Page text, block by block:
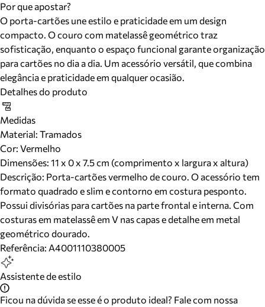
Por que apostar?
O porta-cartões une estilo e praticidade em um design
compacto. O couro com matelassê geométrico traz
sofisticação, enquanto o espaço funcional garante organização
para cartões no dia a dia. Um acessório versátil, que combina
elegância e praticidade em qualquer ocasião.
Detalhes do produto
Medidas
Material: Tramados
Cor: Vermelho
Dimensões: 11 x 0 x 7.5 cm (comprimento x largura x altura)
Descrição: Porta-cartões vermelho de couro. O acessório tem
formato quadrado e slim e contorno em costura pesponto.
Possui divisórias para cartões na parte frontal e interna. Com
costuras em matelassê em V nas capas e detalhe em metal
geométrico dourado.
Referência: A4001110380005
Assistente de estilo
Ficou na dúvida se esse é o produto ideal? Fale com nossa